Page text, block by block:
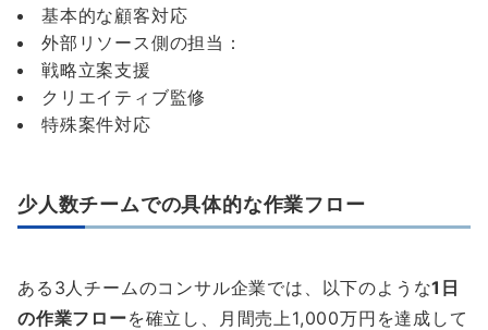
基本的な顧客対応
外部リソース側の担当：
戦略立案支援
クリエイティブ監修
特殊案件対応
少人数チームでの具体的な作業フロー
ある3人チームのコンサル企業では、以下のような1日
の作業フローを確立し、月間売上1,000万円を達成して